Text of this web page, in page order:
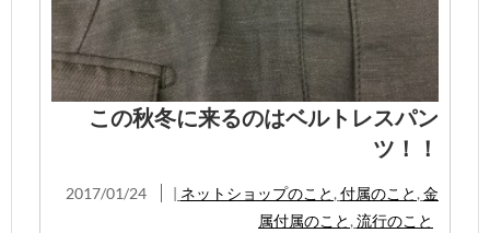
この秋冬に来るのはベルトレスパン
ツ！！
2017/01/24 | ネットショップのこと , 付属のこと , 金
属付属のこと , 流行のこと